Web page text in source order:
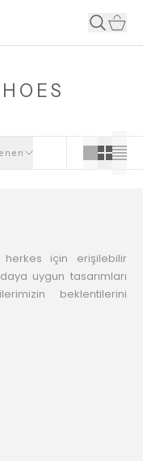
herkes için erişilebilir
uygun tasarımları
beklentilerini